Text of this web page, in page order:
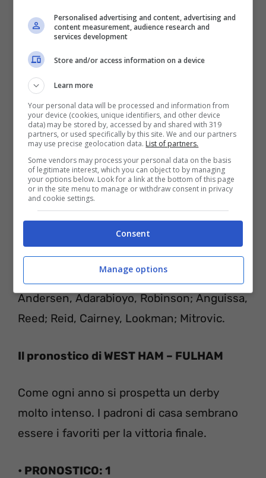
WEST HAM – FULHAM
E PROBABILI FORMAZIONI
WEST HAM (5-4-1):Fabianski; Coufal,
Ogbonna, Balbuena, Cresswell, Masuaku;
Bowen, Rice, Soucek, Fornals; Haller.
Areola; Aina,
Andersen, Adarabioyo, Robinson; Anguissa,
Reed; Reid, Cairney, Lookman; Mitrovic.
Il pronostico di WEST HAM – FULHAM
Come ogni anno si prospetta un derby
molto intenso. I padroni di casa sembrano
essere i favoriti per la vittoria finale.
• PRONOSTICO: 1
Personalised advertising and content, advertising and
content measurement, audience research and
services development
Store and/or access information on a device
Learn more
Your personal data will be processed and information from
your device (cookies, unique identifiers, and other device
data) may be stored by, accessed by and shared with 319
partners, or used specifically by this site. We and our partners
may use precise geolocation data. List of partners.
Some vendors may process your personal data on the basis
of legitimate interest, which you can object to by managing
your options below. Look for a link at the bottom of this page
or in the site menu to manage or withdraw consent in privacy
and cookie settings.
Consent
Manage options